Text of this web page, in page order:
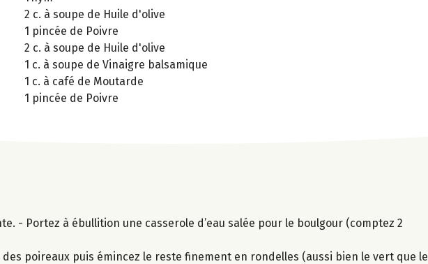
2 c. à soupe de Huile d'olive
1 pincée de Poivre
2 c. à soupe de Huile d'olive
1 c. à soupe de Vinaigre balsamique
1 c. à café de Moutarde
1 pincée de Poivre
- Portez à ébullition une casserole d’eau salée pour le boulgour (comptez 2
des poireaux puis émincez le reste finement en rondelles (aussi bien le vert que le